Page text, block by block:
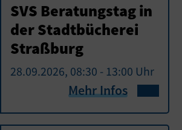
SVS Beratungstag in
der Stadtbücherei
Straßburg
28.09.2026, 08:30 - 13:00 Uhr
Mehr Infos